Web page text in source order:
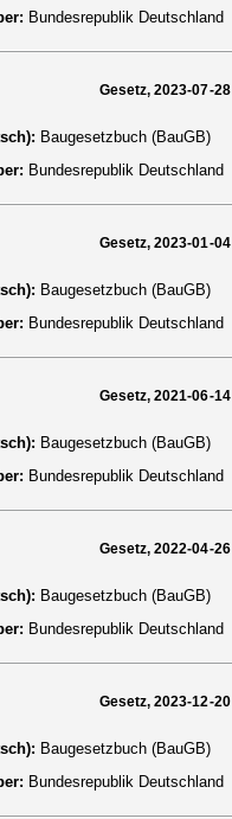
Bundesrepublik Deutschland
Gesetz, 2023-07-28
Baugesetzbuch (BauGB)
Bundesrepublik Deutschland
Gesetz, 2023-01-04
Baugesetzbuch (BauGB)
Bundesrepublik Deutschland
Gesetz, 2021-06-14
Baugesetzbuch (BauGB)
Bundesrepublik Deutschland
Gesetz, 2022-04-26
Baugesetzbuch (BauGB)
Bundesrepublik Deutschland
Gesetz, 2023-12-20
Baugesetzbuch (BauGB)
Bundesrepublik Deutschland